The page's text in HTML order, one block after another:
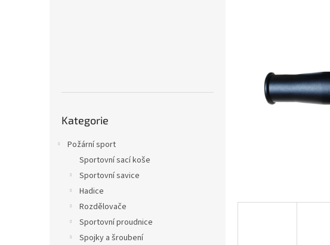
kategorie
Kategorie
Požární sport
Sportovní sací koše
Sportovní savice
Hadice
Rozdělovače
Sportovní proudnice
Spojky a šroubení